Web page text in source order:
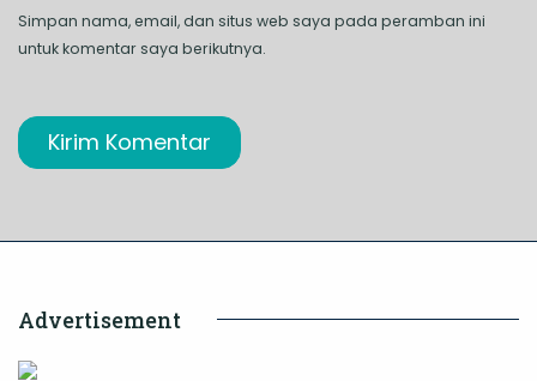
Simpan nama, email, dan situs web saya pada peramban ini
untuk komentar saya berikutnya.
Advertisement